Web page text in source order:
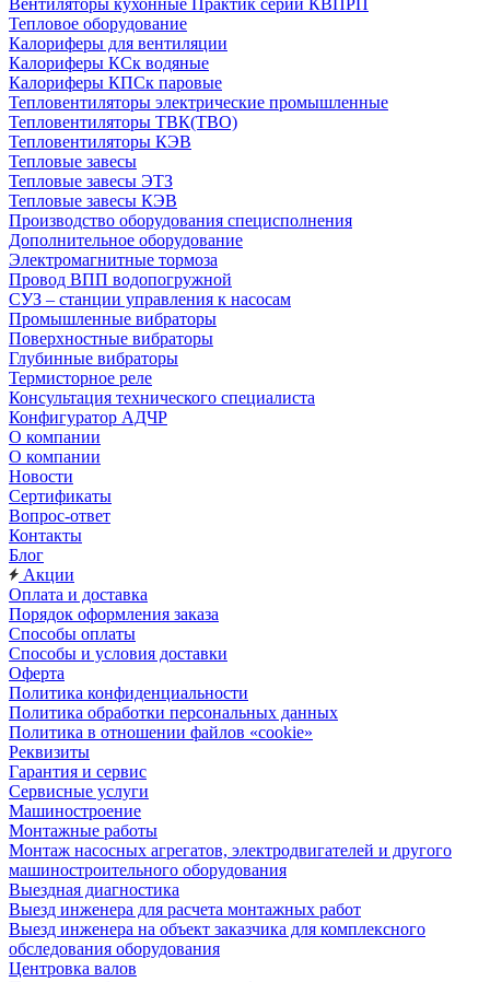
Вентиляторы кухонные Практик серии КВПРП
Тепловое оборудование
Калориферы для вентиляции
Калориферы КСк водяные
Калориферы КПСк паровые
Тепловентиляторы электрические промышленные
Тепловентиляторы ТВК(ТВО)
Тепловентиляторы КЭВ
Тепловые завесы
Тепловые завесы ЭТЗ
Тепловые завесы КЭВ
Производство оборудования специсполнения
Дополнительное оборудование
Электромагнитные тормоза
Провод ВПП водопогружной
СУЗ – станции управления к насосам
Промышленные вибраторы
Поверхностные вибраторы
Глубинные вибраторы
Термисторное реле
Консультация технического специалиста
Конфигуратор АДЧР
О компании
О компании
Новости
Сертификаты
Вопрос-ответ
Контакты
Блог
Акции
Оплата и доставка
Порядок оформления заказа
Способы оплаты
Способы и условия доставки
Оферта
Политика конфиденциальности
Политика обработки персональных данных
Политика в отношении файлов «cookie»
Реквизиты
Гарантия и сервис
Сервисные услуги
Машиностроение
Монтажные работы
Монтаж насосных агрегатов, электродвигателей и другого
машиностроительного оборудования
Выездная диагностика
Выезд инженера для расчета монтажных работ
Выезд инженера на объект заказчика для комплексного
обследования оборудования
Центровка валов